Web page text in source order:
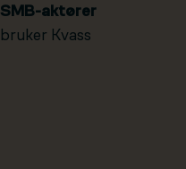
SMB-aktører
bruker Kvass